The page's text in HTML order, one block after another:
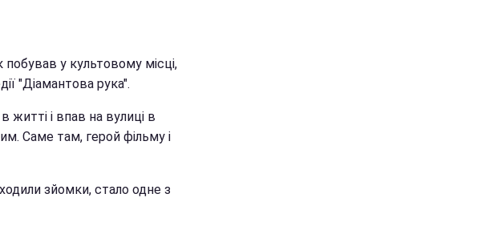
у культовому місці,
"Діамантова рука".
і впав на вулиці в
Саме там, герой фільму і
зйомки, стало одне з